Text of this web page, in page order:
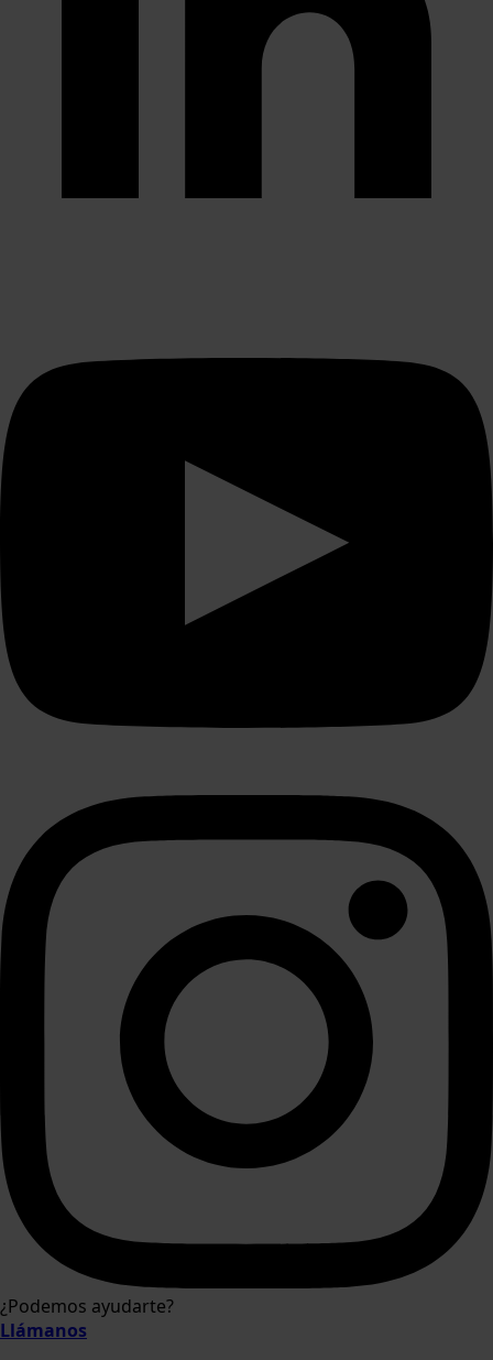
¿Podemos ayudarte?
Llámanos